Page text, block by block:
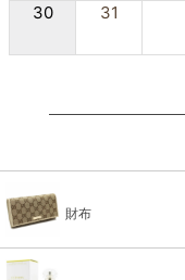
30 31
財布